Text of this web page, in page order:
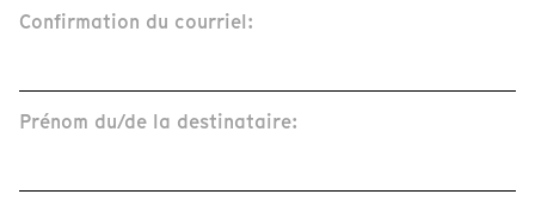
Confirmation du courriel:
Prénom du/de la destinataire: